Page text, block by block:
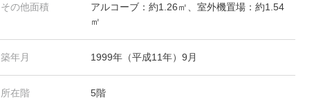
その他面積
アルコーブ：約1.26㎡、室外機置場：約1.54
㎡
築年月 1999年（平成11年）9月
所在階 5階